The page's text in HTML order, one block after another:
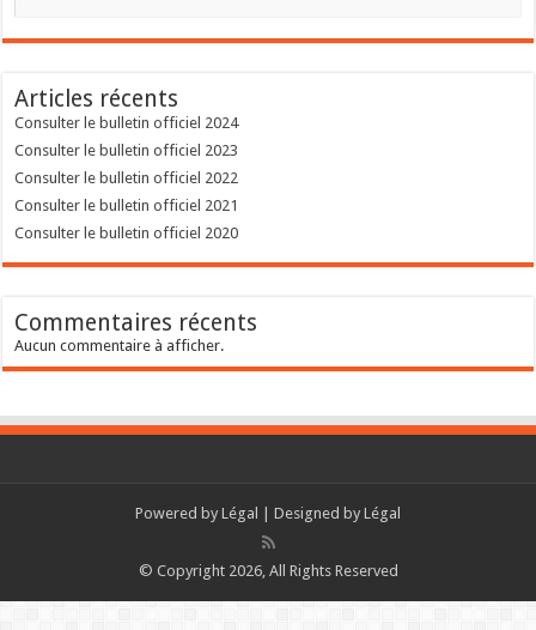
Articles récents
Consulter le bulletin officiel 2024
Consulter le bulletin officiel 2023
Consulter le bulletin officiel 2022
Consulter le bulletin officiel 2021
Consulter le bulletin officiel 2020
Commentaires récents
Aucun commentaire à afficher.
Powered by Légal | Designed by Légal
© Copyright 2026, All Rights Reserved